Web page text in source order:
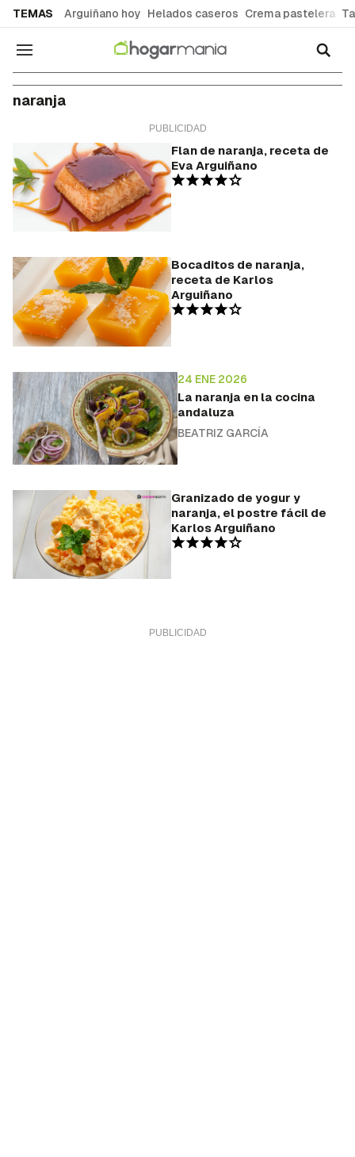
TEMAS Arguiñano hoy Helados caseros Crema pastelera
Navegación
naranja
Flan de naranja, receta de
Eva Arguiñano
Bocaditos de naranja,
receta de Karlos
Arguiñano
24 ENE 2026
La naranja en la cocina
andaluza
BEATRIZ GARCÍA
Granizado de yogur y
naranja, el postre fácil de
Karlos Arguiñano